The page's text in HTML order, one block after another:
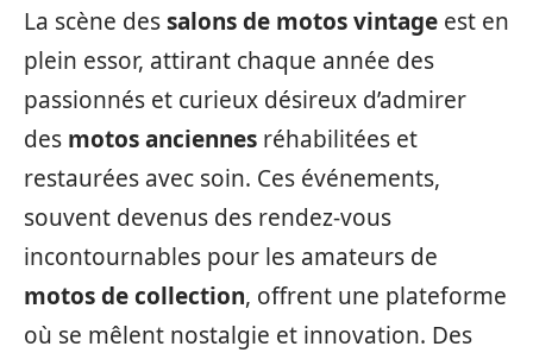
La scène dessalons de motos vintage est en
plein essor, attirant chaque année des
passionnés et curieux désireux d’admirer
des motos anciennes réhabilitées et
restaurées avec soin. Ces événements,
souvent devenus des rendez-vous
incontournables pour les amateurs de
motos de collection, offrent une plateforme
où se mêlent nostalgie et innovation. Des